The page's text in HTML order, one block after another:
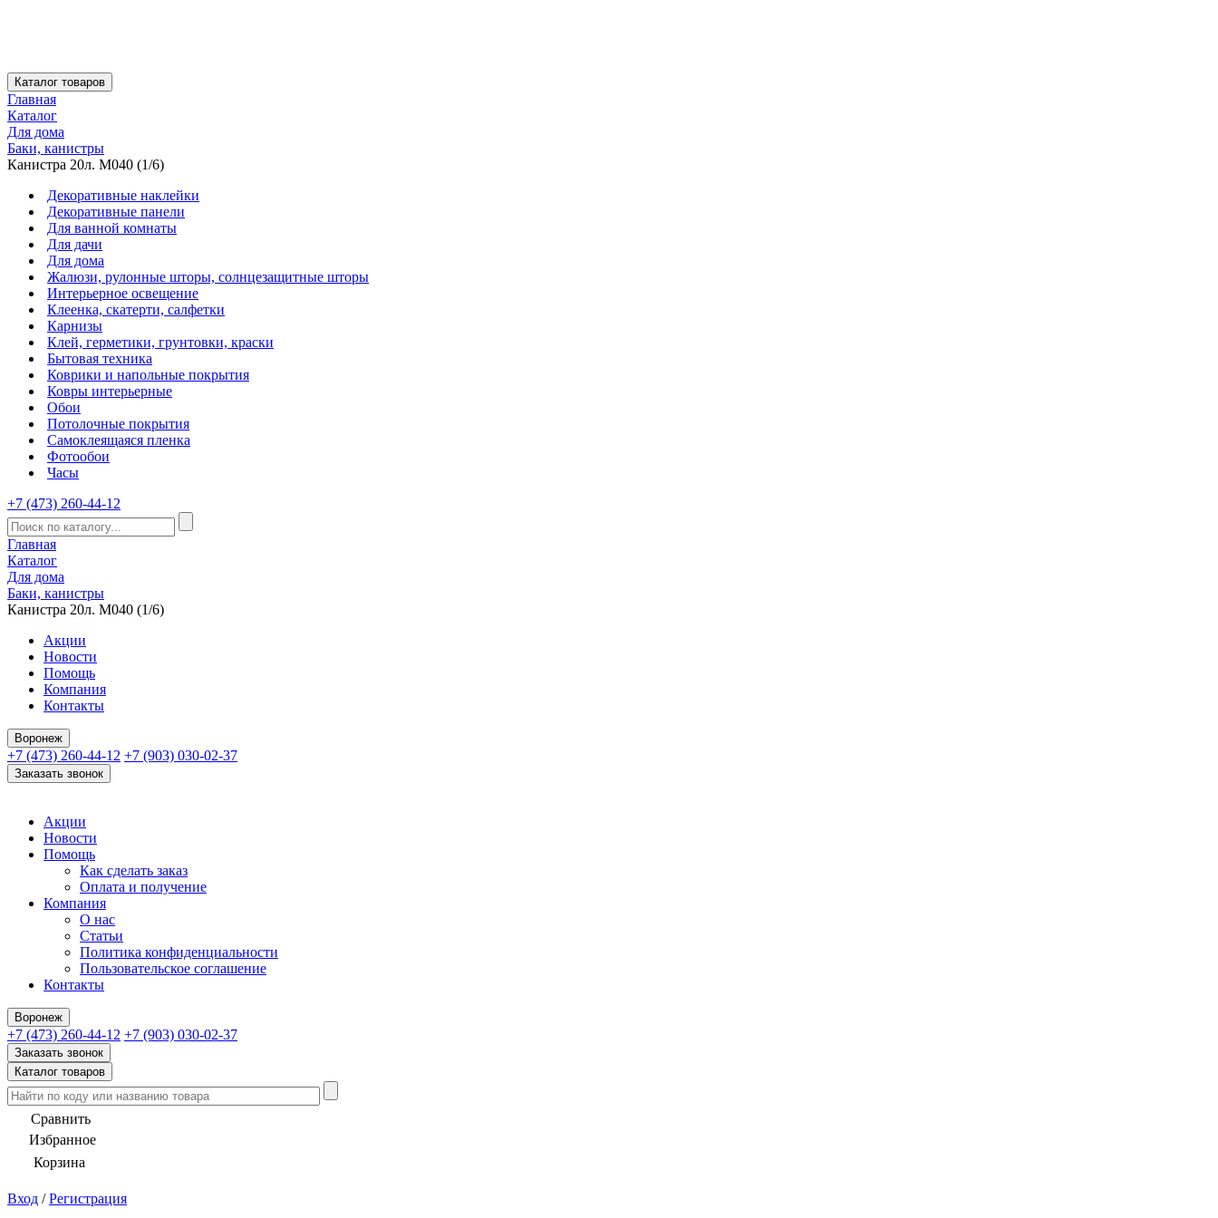
Каталог товаров
Главная
Каталог
Для дома
Баки, канистры
Канистра 20л. М040 (1/6)
Декоративные наклейки
Декоративные панели
Для ванной комнаты
Для дачи
Для дома
Жалюзи, рулонные шторы, солнцезащитные шторы
Интерьерное освещение
Клеенка, скатерти, салфетки
Карнизы
Клей, герметики, грунтовки, краски
Бытовая техника
Коврики и напольные покрытия
Ковры интерьерные
Обои
Потолочные покрытия
Самоклеящаяся пленка
Фотообои
Часы
+7 (473) 260-44-12
Главная
Каталог
Для дома
Баки, канистры
Канистра 20л. М040 (1/6)
Акции
Новости
Помощь
Компания
Контакты
Воронеж
+7 (473) 260-44-12 +7 (903) 030-02-37
Заказать звонок
Акции
Новости
Помощь
Как сделать заказ
Оплата и получение
Компания
О нас
Статьи
Политика конфиденциальности
Пользовательское соглашение
Контакты
Воронеж
+7 (473) 260-44-12 +7 (903) 030-02-37
Заказать звонок
Каталог товаров
Сравнить
Избранное
Корзина
Вход / Регистрация